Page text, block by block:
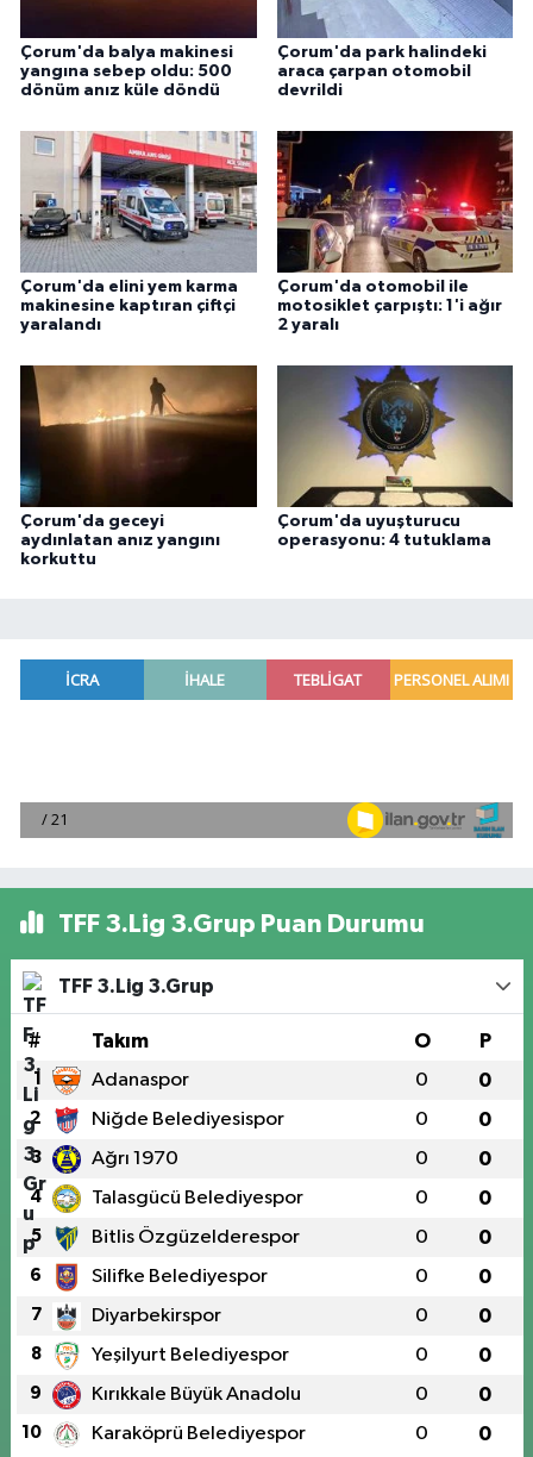
Çorum'da balya makinesi
yangına sebep oldu: 500
dönüm anız küle döndü
Çorum'da park halindeki
araca çarpan otomobil
devrildi
Çorum'da elini yem karma
makinesine kaptıran çiftçi
yaralandı
Çorum'da otomobil ile
motosiklet çarpıştı: 1'i ağır
2 yaralı
Çorum'da geceyi
aydınlatan anız yangını
korkuttu
Çorum'da uyuşturucu
operasyonu: 4 tutuklama
TFF 3.Lig 3.Grup Puan Durumu
TFF 3.Lig 3.Grup
# Takım O P
1 Adanaspor 0 0
2 Niğde Belediyesispor 0 0
3 Ağrı 1970 0 0
4 Talasgücü Belediyespor 0 0
5 Bitlis Özgüzelderespor 0 0
6 Silifke Belediyespor 0 0
7 Diyarbekirspor 0 0
8 Yeşilyurt Belediyespor 0 0
9 Kırıkkale Büyük Anadolu 0 0
10 Karaköprü Belediyespor 0 0